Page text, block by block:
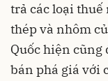
trả các loại thuế
thép và nhôm
Quốc hiện
bán phá giá với